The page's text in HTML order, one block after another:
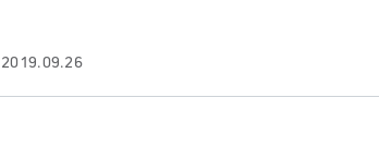
2019.09.26